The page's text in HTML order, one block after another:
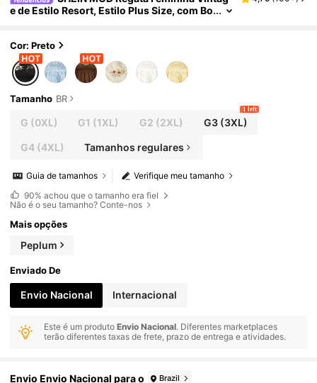
e de Estilo Resort, Estilo Plus Size, com Bo
Cor: Preto
Tamanho BR
G (0XL) G1 (1XL) G2 (2XL) G3(3XL)
1 left
G4(4XL) Tamanhos regulares
Verifique meu tamanho
Guia de tamanhos
90% achou que o tamanho era fiel
Não é o seu tamanho? Conte-nos
Mais opções
Peplum
Enviado De
Envio Nacional Internacional
Este é um produtoEnvio Nacional. Diferentes marketplaces
terão diferentes taxas de frete, prazo de entrega e atividades.
Envio Envio Nacional para o Brazil